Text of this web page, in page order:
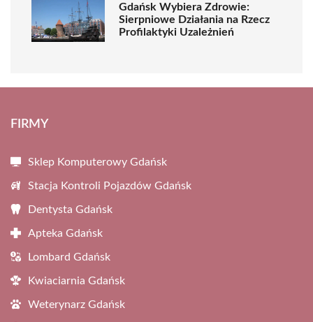
Gdańsk Wybiera Zdrowie:
Sierpniowe Działania na Rzecz
Profilaktyki Uzależnień
FIRMY
Sklep Komputerowy Gdańsk
Stacja Kontroli Pojazdów Gdańsk
Dentysta Gdańsk
Apteka Gdańsk
Lombard Gdańsk
Kwiaciarnia Gdańsk
Weterynarz Gdańsk